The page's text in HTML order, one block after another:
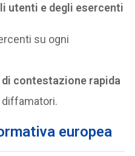
utenti e degli esercenti
su ogni
contestazione rapida
europea